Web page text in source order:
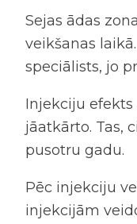
Sejas ādas
veikšanas
speciālists, jo
Injekciju
jāatkārto. Tas,
pusotru gadu.
Pēc injekciju
injekcijām